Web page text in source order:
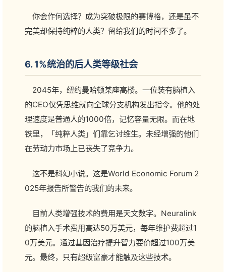
你会作何选择？成为突破极限的赛博格，还是虽不
完美却保持纯粹的人类？留给我们的时间不多了。
6. 1%统治的后人类等级社会
2045年，纽约曼哈顿某座高楼。一位装有脑植入
的CEO仅凭思维就向全球分支机构发出指令。他的处
理速度是普通人的1000倍，记忆容量无限。而在地
铁里，「纯粹人类」们靠乞讨维生。未经增强的他们
在劳动力市场上已丧失了竞争力。
这不是科幻小说。这是World Economic Forum 2
025年报告所警告的我们的未来。
目前人类增强技术的费用是天文数字。Neuralink
的脑植入手术费用高达50万美元，每年维护费超过1
0万美元。通过基因治疗提升智力要价超过100万美
元。最终，只有超级富豪才能触及这些技术。